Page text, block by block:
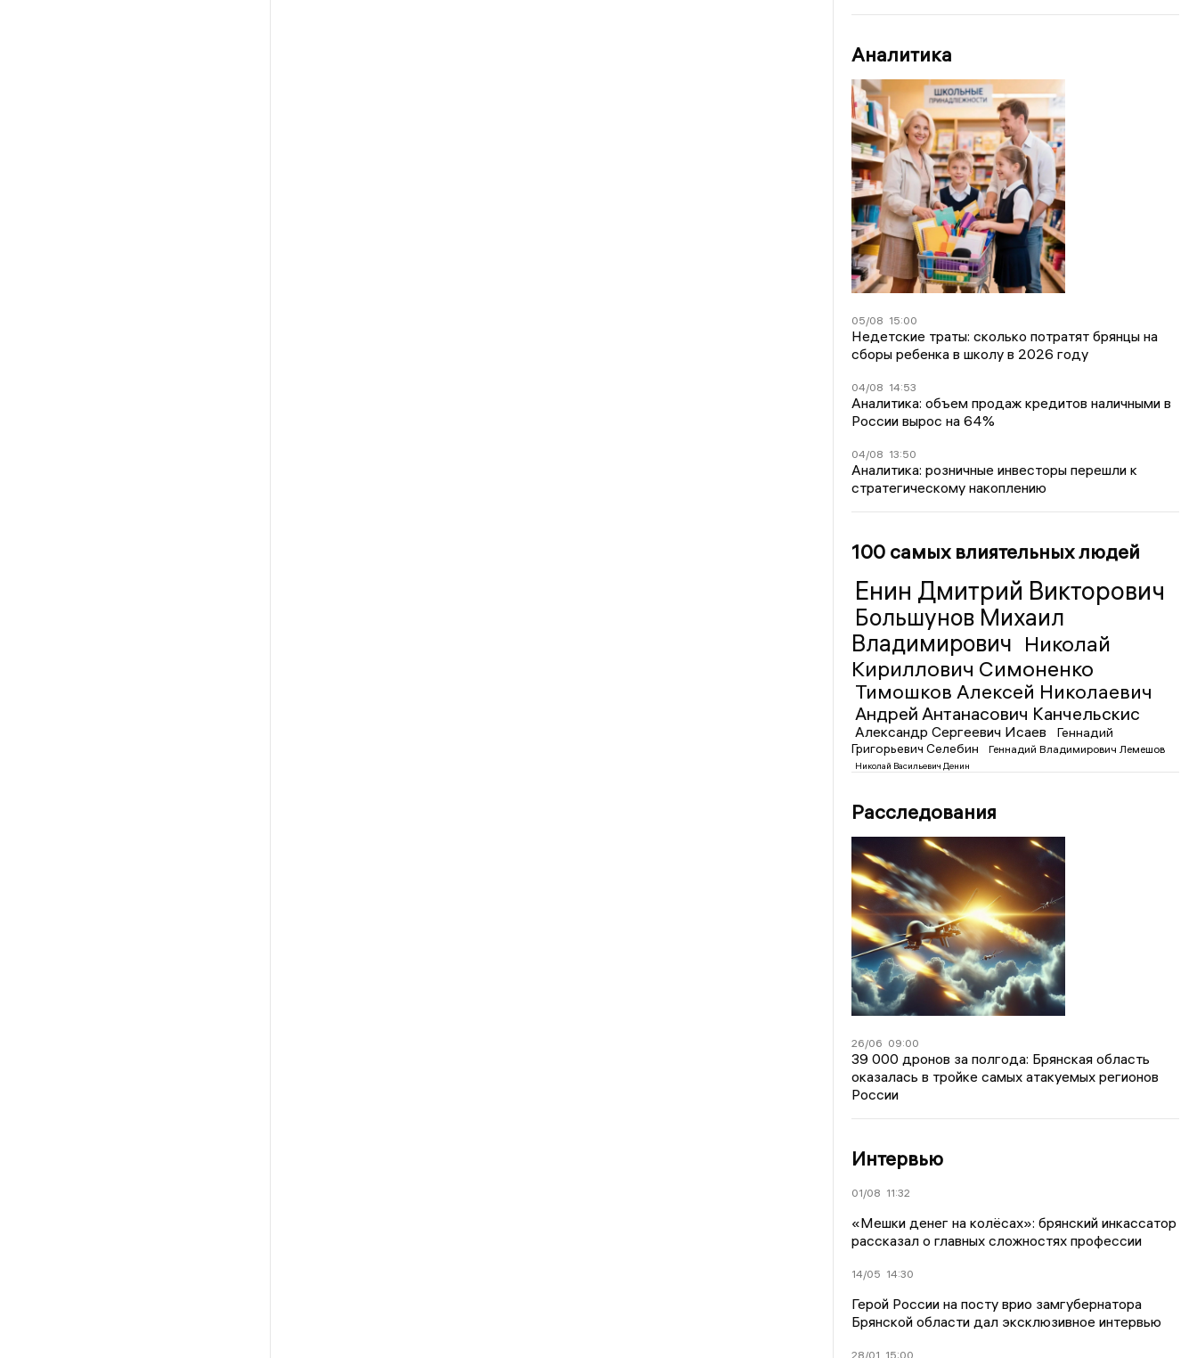
Аналитика
05/08 15:00
Недетские траты: сколько потратят брянцы на
сборы ребенка в школу в 2026 году
04/08 14:53
Аналитика: объем продаж кредитов наличными в
России вырос на 64%
04/08 13:50
Аналитика: розничные инвесторы перешли к
стратегическому накоплению
100 самых влиятельных людей
Енин Дмитрий Викторович
Большунов Михаил
Владимирович Николай
Кириллович Симоненко
Тимошков Алексей Николаевич
Андрей Антанасович Канчельскис
Александр Сергеевич Исаев
Геннадий
Григорьевич Селебин
Геннадий Владимирович Лемешов
Николай Васильевич Денин
Расследования
26/06 09:00
39 000 дронов за полгода: Брянская область
оказалась в тройке самых атакуемых регионов
России
Интервью
01/08 11:32
«Мешки денег на колёсах»: брянский инкассатор
рассказал о главных сложностях профессии
14/05 14:30
Герой России на посту врио замгубернатора
Брянской области дал эксклюзивное интервью
28/01 15:00